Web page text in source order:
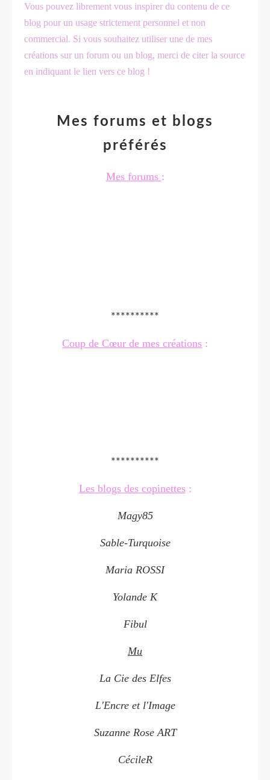
Vous pouvez librement vous inspirer du contenu de ce
blog pour un usage strictement personnel et non
commercial. Si vous souhaitez utiliser une de mes
créations sur un forum ou un blog, merci de citer la source
en indiquant le lien vers ce blog !
Mes forums et blogs
préférés
Mes forums :
**********
Coup de Cœur de mes créations :
**********
Les blogs des copinettes:
Magy85
Sable-Turquoise
Maria ROSSI
Yolande K
Fibul
Mu
La Cie des Elfes
L'Encre et l'Image
Suzanne Rose ART
CécileR